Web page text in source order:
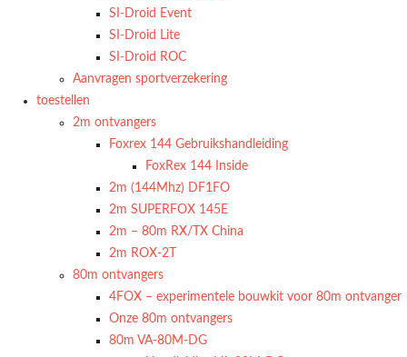
SI-Droid Event
SI-Droid Lite
SI-Droid ROC
Aanvragen sportverzekering
toestellen
2m ontvangers
Foxrex 144 Gebruikshandleiding
FoxRex 144 Inside
2m (144Mhz) DF1FO
2m SUPERFOX 145E
2m – 80m RX/TX China
2m ROX-2T
80m ontvangers
4FOX – experimentele bouwkit voor 80m ontvanger
Onze 80m ontvangers
80m VA-80M-DG